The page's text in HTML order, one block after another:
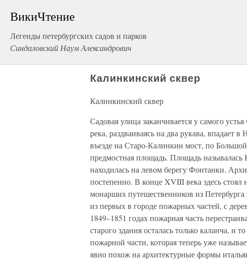
ВикиЧтение
Легенды петербургских садов и парков
Синдаловский Наум Александрович
Калинкинский сквер
Калинкинский сквер
Садовая улица заканчивается у самого
река, раздваиваясь на два рукава, впадает
въезде на Старо-Калинкин мост, по
предмостная площадь. Площадь
находилась на левом берегу Фонтанки.
постепенно. В конце XVIII века здесь
монарших путешественников из
из первых в городе пожарных частей, с
1849–1851 годах пожарная часть
старого здания осталась только каланча,
пожарной части, которая теперь уже
явно похож на архитектурные формы